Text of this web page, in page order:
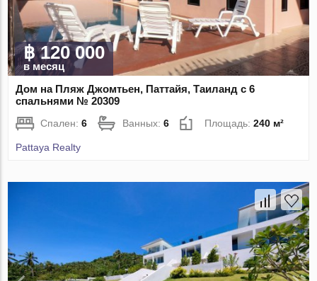
฿ 120 000
в месяц
Дом на Пляж Джомтьен, Паттайя, Таиланд с 6
спальнями № 20309
Спален:6 Ванных:6 Площадь:240 м²
Pattaya Realty